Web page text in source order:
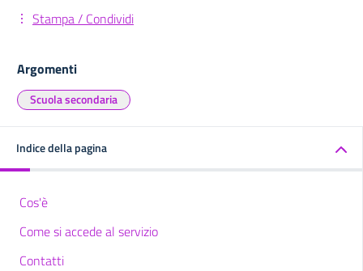
Stampa / Condividi
Argomenti
Scuola secondaria
Indice della pagina
Cos'è
Come si accede al servizio
Contatti